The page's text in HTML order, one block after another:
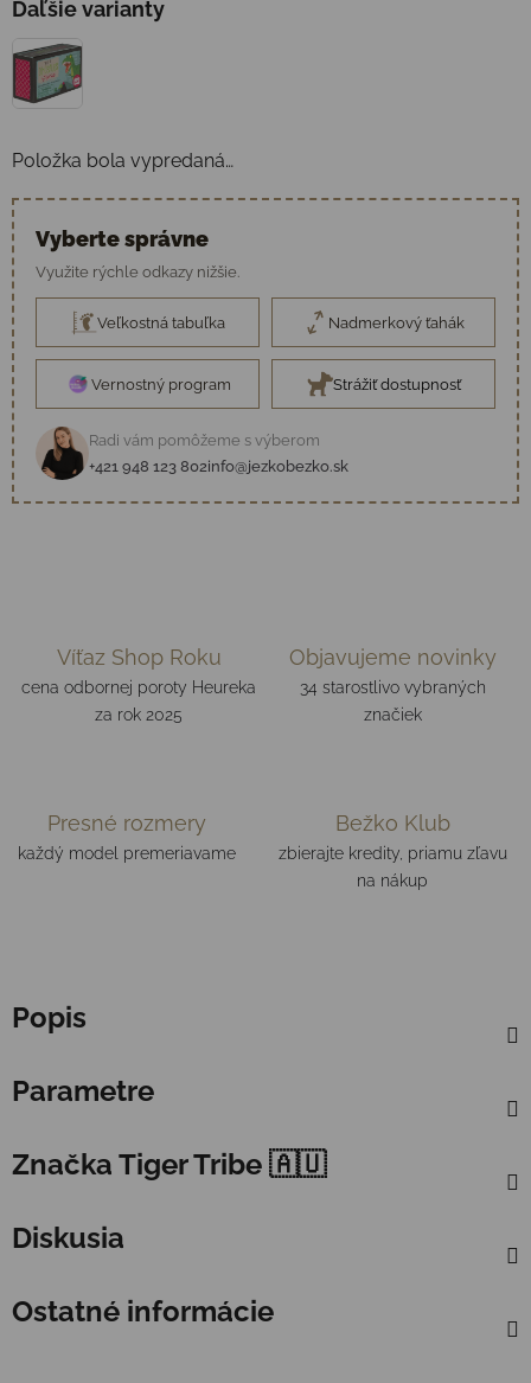
Ďaľšie varianty
Položka bola vypredaná…
Vyberte správne
Využite rýchle odkazy nižšie.
Veľkostná tabuľka Nadmerkový ťahák
Vernostný program Strážiť dostupnosť
Radi vám pomôžeme s výberom
+421 948 123 802info@jezkobezko.sk
Víťaz Shop Roku
cena odbornej poroty Heureka
za rok 2025
Objavujeme novinky
34 starostlivo vybraných
značiek
Presné rozmery
každý model premeriavame
Bežko Klub
zbierajte kredity, priamu zľavu
na nákup
Popis
Parametre
Značka Tiger Tribe 🇦🇺
Diskusia
Ostatné informácie